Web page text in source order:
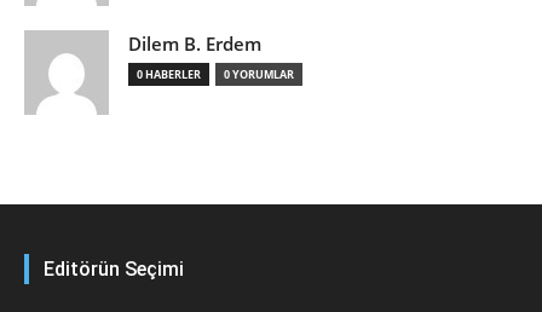
Dilem B. Erdem
0 HABERLER 0 YORUMLAR
Editörün Seçimi